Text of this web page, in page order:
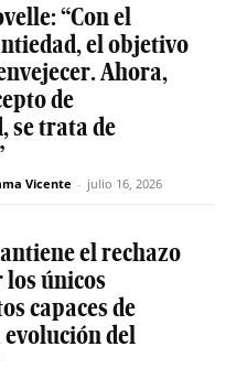
“Con el
el objetivo
Ahora,
de
se trata de
Vicente - julio 16, 2026
el rechazo
únicos
capaces de
del